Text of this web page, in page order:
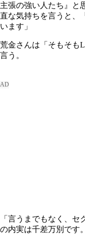
主張の強い人たち』と
直な気持ちを言うと、
います」
荒金さんは「そもそも
言う。
「言うまでもなく、
の内実は千差万別です